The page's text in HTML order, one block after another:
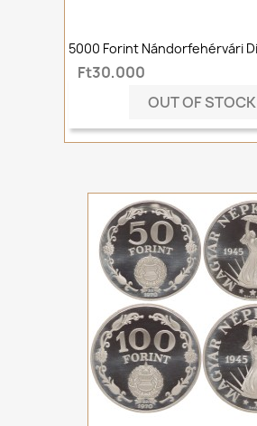
5000 Forint Nándorfehérvári
Ft30,000
OUT OF STOCK